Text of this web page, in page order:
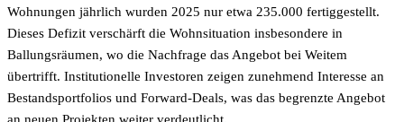
Wohnungen jährlich wurden 2025 nur etwa 235.000 fertiggestellt.
Dieses Defizit verschärft die Wohnsituation insbesondere in
Ballungsräumen, wo die Nachfrage das Angebot bei Weitem
übertrifft. Institutionelle Investoren zeigen zunehmend Interesse an
Bestandsportfolios und Forward-Deals, was das begrenzte Angebot